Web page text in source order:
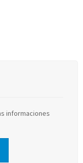
informaciones